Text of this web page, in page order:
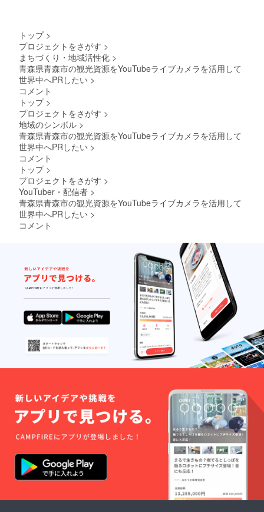
1000ml
×1本 ・
レン
ド
原材
料・成
賞味期
限:製造
日から1
年 「原
材料及
び添加
物等の
食品表
示はお
届け商
品のラ
ベルに
表記さ
れま
品開封
前には
必ずお
届けの
リター
ンに貼
付され
たラベ
ルや注
をご確
認くだ
さ
トップ >
プロジェクトをさがす >
まちづくり・地域活性化 >
青森県青森市の観光資源をYouTubeライブカメラを活用して
世界中へPRしたい >
コメント
トップ >
プロジェクトをさがす >
地域のシンボル >
青森県青森市の観光資源をYouTubeライブカメラを活用して
世界中へPRしたい >
コメント
トップ >
プロジェクトをさがす >
YouTuber・配信者 >
青森県青森市の観光資源をYouTubeライブカメラを活用して
世界中へPRしたい >
コメント